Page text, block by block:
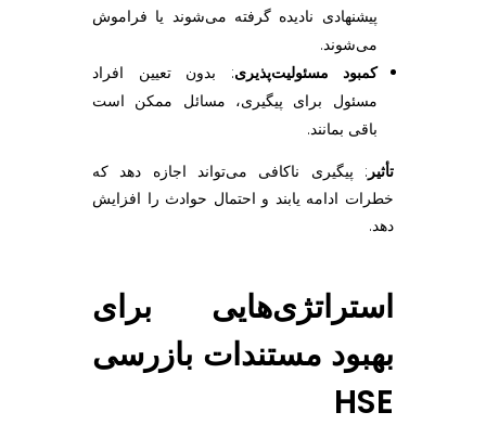
پیشنهادی نادیده گرفته می‌شوند یا فراموش
می‌شوند.
کمبود مسئولیت‌پذیری: بدون تعیین افراد
مسئول برای پیگیری، مسائل ممکن است
باقی بمانند.
تأثیر : پیگیری ناکافی می‌تواند اجازه دهد که
خطرات ادامه یابند و احتمال حوادث را افزایش
دهد.
استراتژی‌هایی برای
بهبود مستندات بازرسی
HSE